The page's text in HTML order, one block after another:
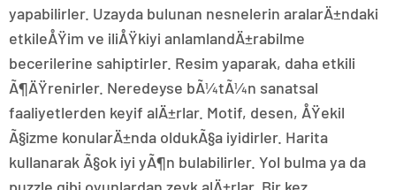
yapabilirler. Uzayda bulunan nesnelerin aralarÄ±ndaki
etkileÅŸim ve iliÅŸkiyi anlamlandÄ±rabilme
becerilerine sahiptirler. Resim yaparak, daha etkili
Ã¶ÄŸrenirler. Neredeyse bÃ¼tÃ¼n sanatsal
faaliyetlerden keyif alÄ±rlar. Motif, desen, ÅŸekil
Ã§izme konularÄ±nda oldukÃ§a iyidirler. Harita
kullanarak Ã§ok iyi yÃ¶n bulabilirler. Yol bulma ya da